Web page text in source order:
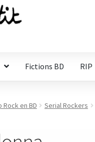
Fictions BD RIP
Rock en BD Serial Rockers